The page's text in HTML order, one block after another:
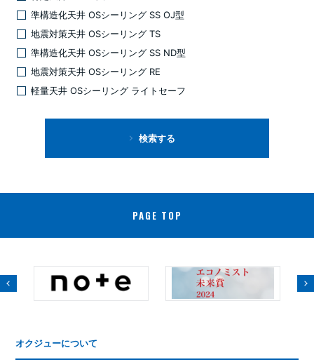
準構造化天井 OSシーリング SS OJ型
地震対策天井 OSシーリング TS
準構造化天井 OSシーリング SS ND型
地震対策天井 OSシーリング RE
軽量天井 OSシーリング ライトセーフ
検索する
PAGE TOP
オクジューについて